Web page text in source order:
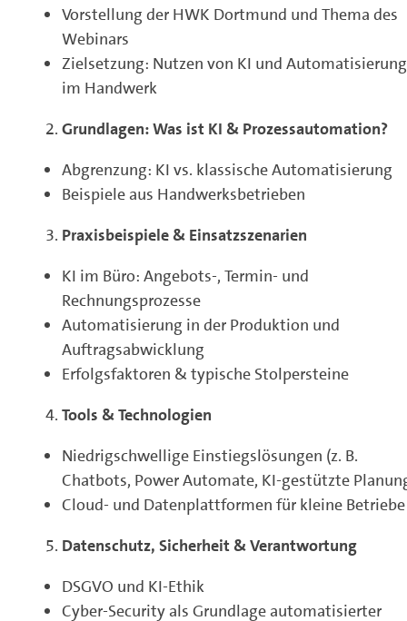
Vorstellung der HWK Dortmund und Thema des
Webinars
Zielsetzung: Nutzen von KI und Automatisierung
im Handwerk
Grundlagen: Was ist KI & Prozessautomation?
Abgrenzung: KI vs. klassische Automatisierung
Beispiele aus Handwerksbetrieben
Praxisbeispiele & Einsatzszenarien
KI im Büro: Angebots-, Termin- und
Rechnungsprozesse
Automatisierung in der Produktion und
Auftragsabwicklung
Erfolgsfaktoren & typische Stolpersteine
Tools & Technologien
Niedrigschwellige Einstiegslösungen (z. B.
Chatbots, Power Automate, KI‑gestützte
Cloud‑ und Datenplattformen für kleine Betriebe
Datenschutz, Sicherheit & Verantwortung
DSGVO und KI‑Ethik
Cyber‑Security als Grundlage automatisierter